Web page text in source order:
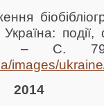
події,
С.
images/
2014